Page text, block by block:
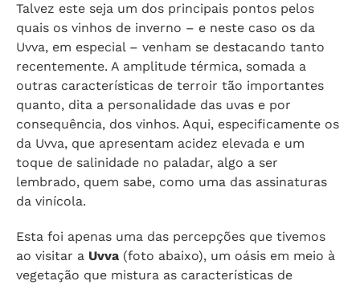
Talvez este seja um dos principais pontos pelos
quais os vinhos de inverno – e neste caso os da
Uvva, em especial – venham se destacando tanto
recentemente. A amplitude térmica, somada a
outras características de terroir tão importantes
quanto, dita a personalidade das uvas e por
consequência, dos vinhos. Aqui, especificamente os
da Uvva, que apresentam acidez elevada e um
toque de salinidade no paladar, algo a ser
lembrado, quem sabe, como uma das assinaturas
da vinícola.
Esta foi apenas uma das percepções que tivemos
ao visitar a Uvva (foto abaixo), um oásis em meio à
vegetação que mistura as características de